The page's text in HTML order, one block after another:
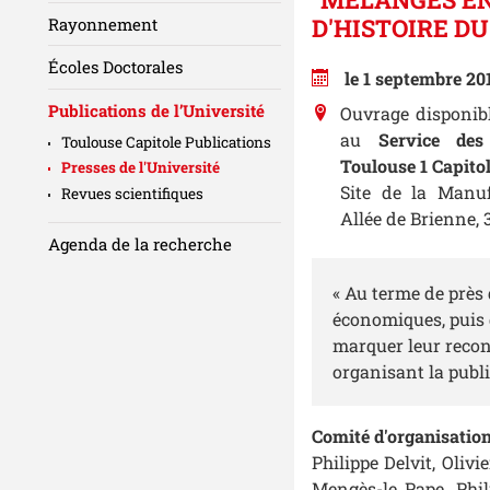
D'HISTOIRE
le 1 septembre
Ouvrage
au Service
Toulouse 1
Site de la
Allée de Brienne,
« Au terme de
économiques,
marquer leur
organisant la
Comité
Philippe Delvit,
Rayonnement
Écoles Doctorales
Publications de l’Université
Toulouse Capitole Publications
Presses de l'Université
Revues scientifiques
Agenda de la recherche